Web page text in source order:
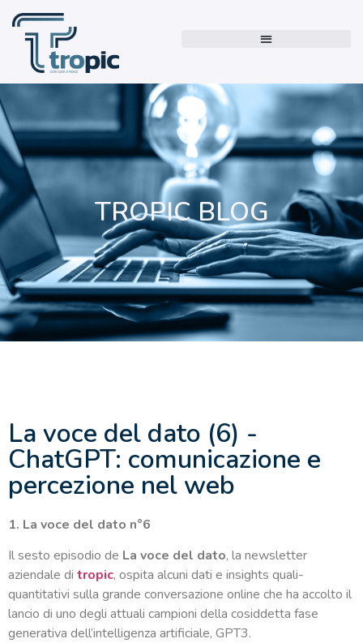
TROPIC BLOG
La voce del dato (6) -
ChatGPT: comunicazione e
percezione nel web
1. La voce del dato n°6
Il sesto episodio de La voce del dato, la newsletter
aziendale di tropic, ospita alcuni dati e insights quali-
quantitativi sulla grande conversazione online che ha accolto il
lancio di uno degli attuali campioni della cosiddetta fase
generativa dell’intelligenza artificiale, GPT3.